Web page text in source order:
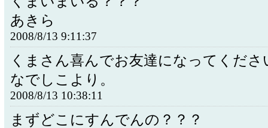
あきら
2008/8/13 9:11:37
くまさん喜んでお友達になってくださ
なでしこより。
2008/8/13 10:38:11
まずどこにすんでんの？？？